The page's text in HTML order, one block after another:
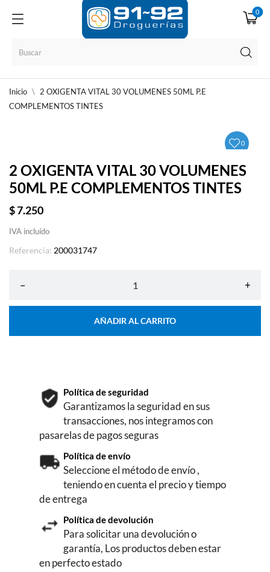
0
Inicio
2 OXIGENTA VITAL 30 VOLUMENES 50ML P.E
COMPLEMENTOS TINTES
0
2 OXIGENTA VITAL 30 VOLUMENES
50ML P.E COMPLEMENTOS TINTES
$ 7.250
IVA incluído
Referencia: 200031747
– +
AÑADIR AL CARRITO
Política de seguridad
Garantizamos la seguridad en sus
transacciones, nos integramos con
pasarelas de pagos seguras
Política de envío
Seleccione el método de envío ,
teniendo en cuenta el precio y tiempo
de entrega
Política de devolución
Para solicitar una devolución o
garantía, Los productos deben estar
en perfecto estado